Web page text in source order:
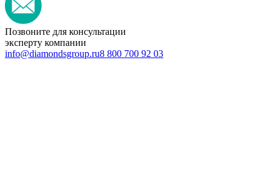
Позвоните для консультации
эксперту компании
info@diamondsgroup.ru8 800 700 92 03